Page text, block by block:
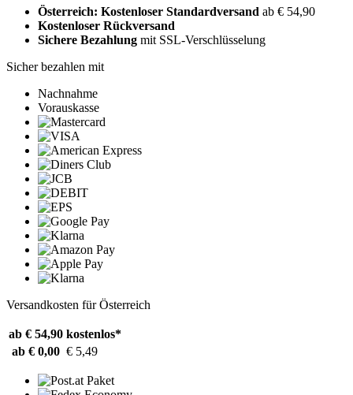
Österreich: Kostenloser Standardversand ab € 54,90
Kostenloser Rückversand
Sichere Bezahlung mit SSL-Verschlüsselung
Sicher bezahlen mit
Nachnahme
Vorauskasse
Versandkosten für Österreich
ab € 54,90 kostenlos*
ab € 0,00 € 5,49